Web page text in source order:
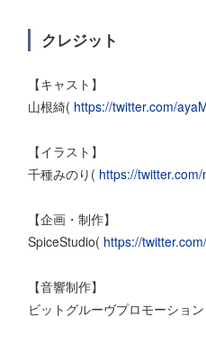
クレジット
【キャスト】
山根綺( https://twitter.com/
【イラスト】
千種みのり( https://
【企画・制作】
SpiceStudio( https://
【音響制作】
ビットグルーヴプロモーション